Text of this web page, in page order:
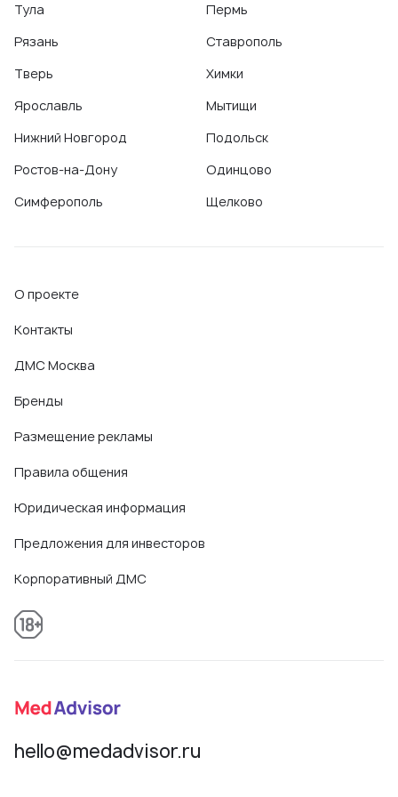
Тула
Рязань
Тверь
Ярославль
Нижний Новгород
Ростов-на-Дону
Симферополь
Пермь
Ставрополь
Химки
Мытищи
Подольск
Одинцово
Щелково
О проекте
Контакты
ДМС Москва
Бренды
Размещение рекламы
Правила общения
Юридическая информация
Предложения для инвесторов
Корпоративный ДМС
hello@medadvisor.ru